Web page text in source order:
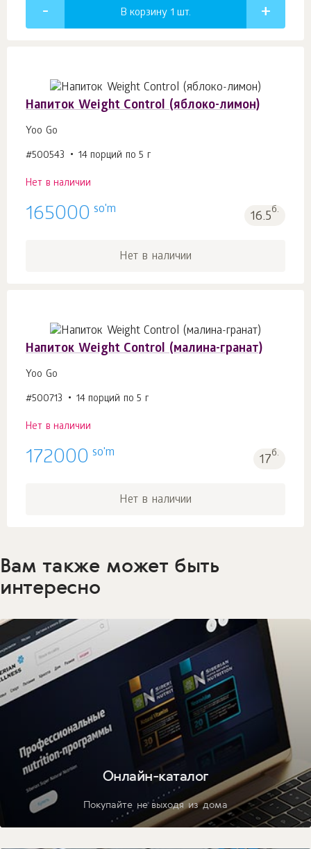
В корзину 1 шт.
Напиток Weight Control (яблоко-лимон)
Yoo Go
#500543 14 порций по 5 г
Нет в наличии
165000 so'm 16.5б.
Нет в наличии
Напиток Weight Control (малина-гранат)
Yoo Go
#500713 14 порций по 5 г
Нет в наличии
172000 so'm 17б.
Нет в наличии
Вам также может быть
интересно
Онлайн-каталог
Покупайте не выходя из дома